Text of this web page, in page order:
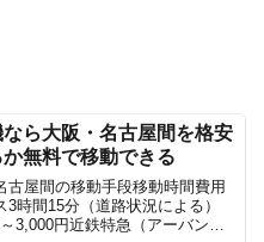
ら大阪・名古屋間を格安
か無料で移動できる
古屋間の移動手段移動時間費用
3時間15分（道路状況による）
3,000円近鉄特急（アーバンラ